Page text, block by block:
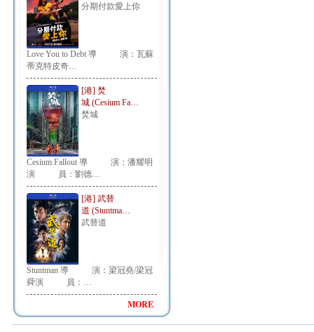
分期付款愛上你
Love You to Debt 導 演：瓦蘇
蒂克特皮奇…
[港] 焚
城 (Cesium Fa…
焚城
Cesium Fallout 導 演：潘耀明
演 員：劉德…
[港] 武替
道 (Stuntma…
武替道
Stuntman 導 演：梁冠堯/梁冠
舜演 員：…
MORE